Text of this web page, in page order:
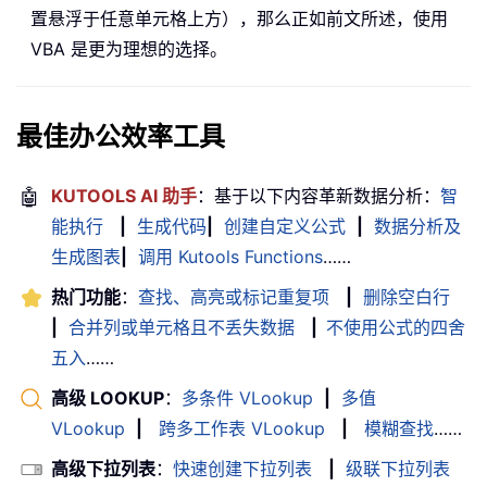
置悬浮于任意单元格上方），那么正如前文所述，使用
VBA 是更为理想的选择。
最佳办公效率工具
🤖 KUTOOLS AI 助手：基于以下内容革新数据分析： 智
能执行
生成代码 创建自定义公式
数据分析及
生成图表
调用 Kutools Functions……
热门功能： 查找、高亮或标记重复项
删除空白行
合并列或单元格且不丢失数据
不使用公式的四舍
五入……
高级 LOOKUP： 多条件 VLookup
多值
VLookup
跨多工作表 VLookup 模糊查找……
高级下拉列表： 快速创建下拉列表
级联下拉列表